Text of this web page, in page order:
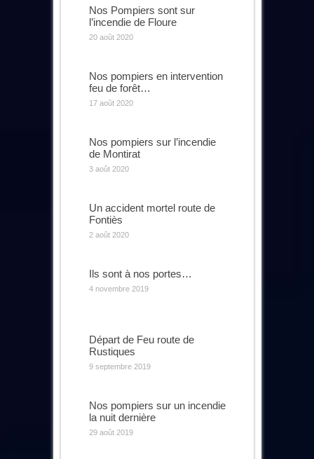
Nos Pompiers sont sur
l’incendie de Floure
20 août 2020
Nos pompiers en intervention
feu de forêt…
17 août 2020
Nos pompiers sur l’incendie
de Montirat
3 août 2020
Un accident mortel route de
Fontiès
2 août 2020
Ils sont à nos portes…
4 novembre 2019
Départ de Feu route de
Rustiques
9 septembre 2019
Nos pompiers sur un incendie
la nuit dernière
29 août 2019